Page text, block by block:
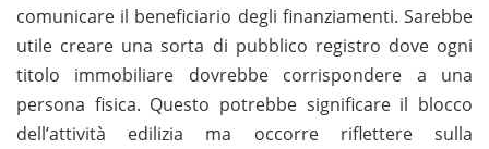
comunicare il beneficiario degli finanziamenti. Sarebbe
utile creare una sorta di pubblico registro dove ogni
titolo immobiliare dovrebbe corrispondere a una
persona fisica. Questo potrebbe significare il blocco
dell’attività edilizia ma occorre riflettere sulla